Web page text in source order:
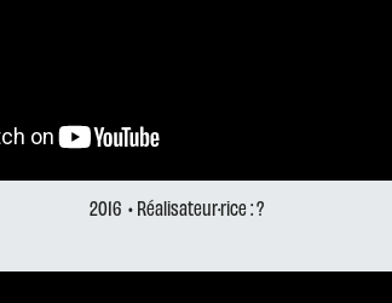
2016 • Réalisateur·rice : ?